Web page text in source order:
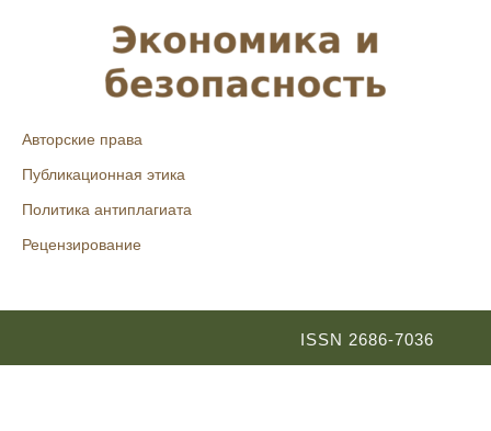
Авторские права
Публикационная этика
Политика антиплагиата
Рецензирование
ISSN 2686-7036